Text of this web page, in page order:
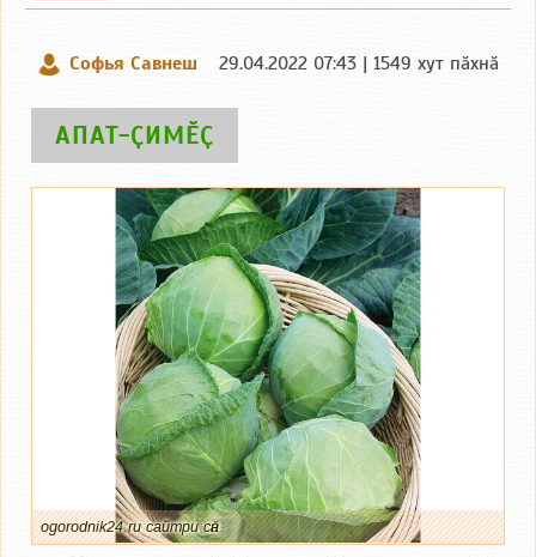
Софья Савнеш 29.04.2022 07:43 | 1549 хут пӑхнӑ
АПАТ-ҪИМӖҪ
ogorodnik24.ru сайтри сӑн